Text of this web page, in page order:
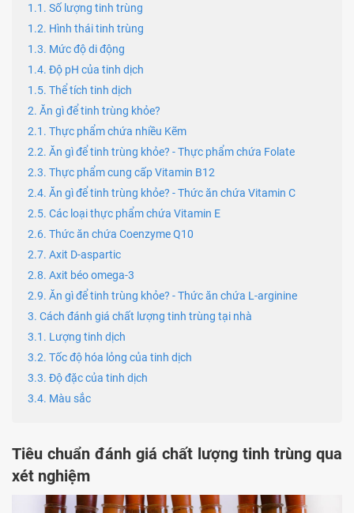
1.1. Số lượng tinh trùng
1.2. Hình thái tinh trùng
1.3. Mức độ di động
1.4. Độ pH của tinh dịch
1.5. Thể tích tinh dịch
2. Ăn gì để tinh trùng khỏe?
2.1. Thực phẩm chứa nhiều Kẽm
2.2. Ăn gì để tinh trùng khỏe? - Thực phẩm chứa Folate
2.3. Thực phẩm cung cấp Vitamin B12
2.4. Ăn gì để tinh trùng khỏe? - Thức ăn chứa Vitamin C
2.5. Các loại thực phẩm chứa Vitamin E
2.6. Thức ăn chứa Coenzyme Q10
2.7. Axit D-aspartic
2.8. Axit béo omega-3
2.9. Ăn gì để tinh trùng khỏe? - Thức ăn chứa L-arginine
3. Cách đánh giá chất lượng tinh trùng tại nhà
3.1. Lượng tinh dịch
3.2. Tốc độ hóa lỏng của tinh dịch
3.3. Độ đặc của tinh dịch
3.4. Màu sắc
Tiêu chuẩn đánh giá chất lượng tinh trùng qua
xét nghiệm